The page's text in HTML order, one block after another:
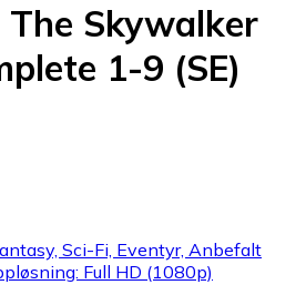
Skywalker
1-9 (SE)
Sci-Fi, Eventyr, Anbefalt
Full HD (1080p)